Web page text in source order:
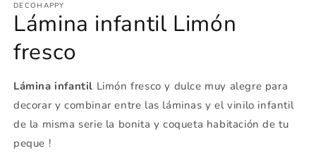
multimedia
1
en
ventana
modal
DECOHAPPY
Lámina infantil Limón
fresco
Lámina infantil Limón fresco y dulce muy alegre para
decorar y combinar entre las láminas y el vinilo infantil
de la misma serie la bonita y coqueta habitación de tu
peque !